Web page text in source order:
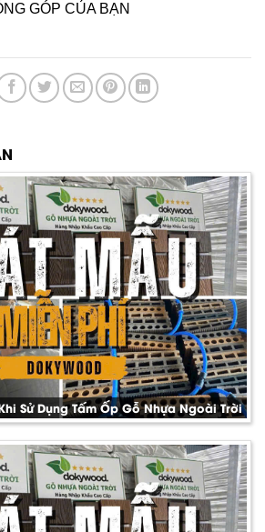
GÓP CỦA BẠN
Sử Dụng Tấm Ốp Gỗ Nhựa Ngoài Trời